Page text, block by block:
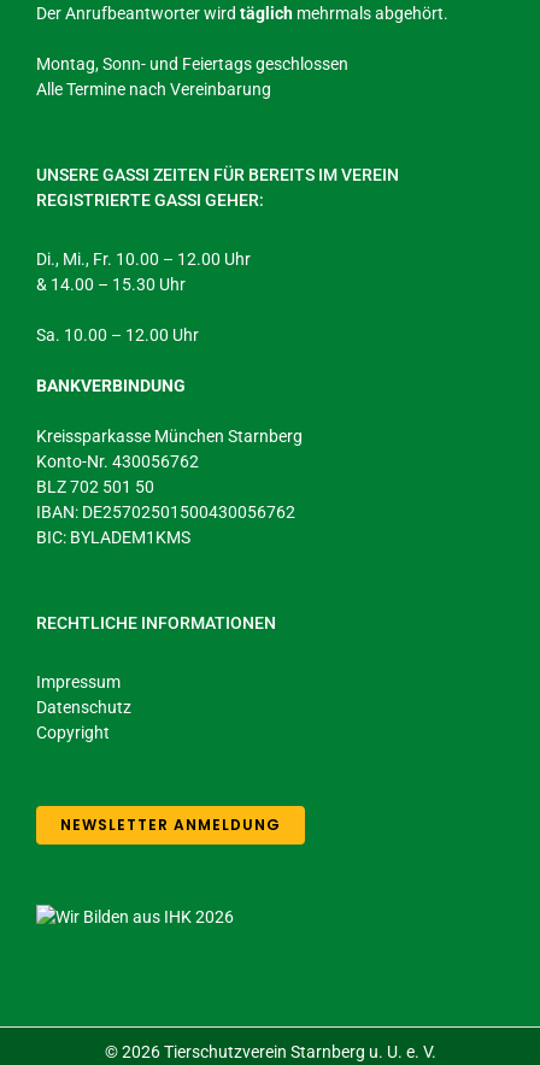
Der Anrufbeantworter wird täglich mehrmals abgehört.
Montag, Sonn- und Feiertags geschlossen
Alle Termine nach Vereinbarung
UNSERE GASSI ZEITEN FÜR BEREITS IM VEREIN
REGISTRIERTE GASSI GEHER:
Di., Mi., Fr. 10.00 – 12.00 Uhr
& 14.00 – 15.30 Uhr
Sa. 10.00 – 12.00 Uhr
BANKVERBINDUNG
Kreissparkasse München Starnberg
Konto-Nr. 430056762
BLZ 702 501 50
IBAN: DE25702501500430056762
BIC: BYLADEM1KMS
RECHTLICHE INFORMATIONEN
Impressum
Datenschutz
Copyright
NEWSLETTER ANMELDUNG
©2026 Tierschutzverein Starnberg u. U. e. V.